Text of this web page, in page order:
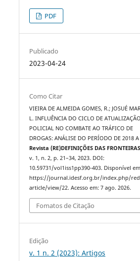
PDF
Publicado
2023-04-24
Como Citar
VIEIRA DE ALMEIDA GOMES, R.; JOSUÉ
L. INFLUÊNCIA DO CICLO DE ATUALIZAÇÃO
POLICIAL NO COMBATE AO TRÁFICO DE
DROGAS: ANÁLISE DO PERÍODO DE 2018
Revista (RE)DEFINIÇÕES DAS
v. 1, n. 2, p. 21–34, 2023. DOI:
10.59731/vol1iss1pp390-403. Disponível
https://journal.idesf.org.br/index.php/
article/view/22. Acesso em: 7 ago. 2026.
Fomatos de Citação
Edição
v. 1 n. 2 (2023): Artigos